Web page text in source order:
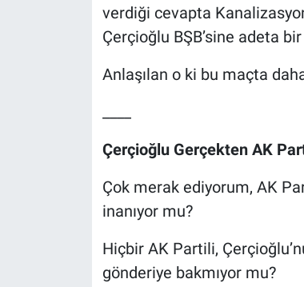
verdiği cevapta
Çerçioğlu BŞB’sine adeta
Anlaşılan o ki bu maçta
Çerçioğlu Gerçekten AK
Çok merak ediyorum, AK
inanıyor mu?
Hiçbir AK Partili,
gönderiye bakmıyor mu?